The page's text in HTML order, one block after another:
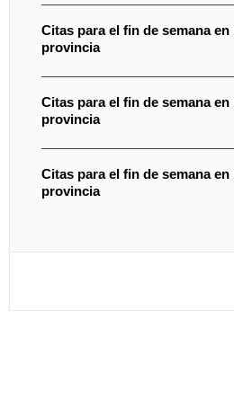
Citas para el fin de semana en
provincia
Citas para el fin de semana en
provincia
Citas para el fin de semana en
provincia